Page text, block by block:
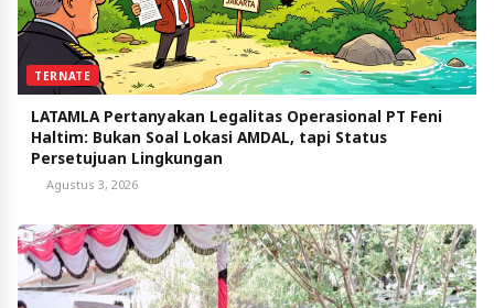
TERNATE
LATAMLA Pertanyakan Legalitas Operasional PT Feni
Haltim: Bukan Soal Lokasi AMDAL, tapi Status
Persetujuan Lingkungan
Agustus 3, 2026